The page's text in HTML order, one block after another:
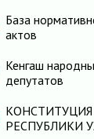
База
актов
Кенгаш
депутатов
КОНСТИТУЦИЯ
РЕСПУБЛИКИ